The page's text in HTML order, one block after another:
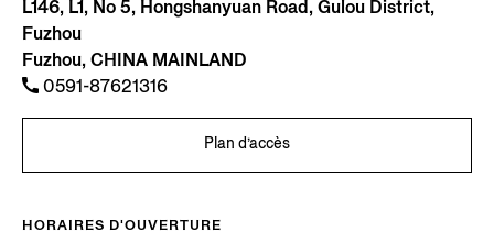
L146, L1, No 5, Hongshanyuan Road, Gulou District,
Fuzhou
Fuzhou, CHINA MAINLAND
0591-87621316
Plan d’accès
HORAIRES D'OUVERTURE